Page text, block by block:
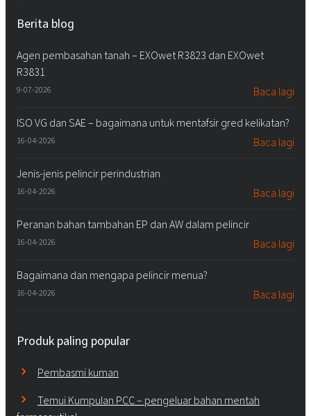
Berita blog
Agen pembasahan tanah – EXOwet R3823 dan EXOwet
R3831
9-07-2026 Baca lagi
ISO VG dan SAE – bagaimana untuk mentafsir gred kelikatan?
16-04-2026 Baca lagi
Jenis-jenis pelincir perindustrian
16-04-2026 Baca lagi
Peranan bahan tambahan EP dan AW dalam pelincir
16-04-2026 Baca lagi
Bagaimana dan mengapa pelincir menua?
16-04-2026 Baca lagi
Produk paling popular
Pembasmi kuman
Temui Kumpulan PCC – pengeluar bahan mentah